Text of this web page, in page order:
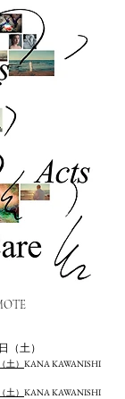
（土）
土） KANA KAWANISHI
土） KANA KAWANISHI